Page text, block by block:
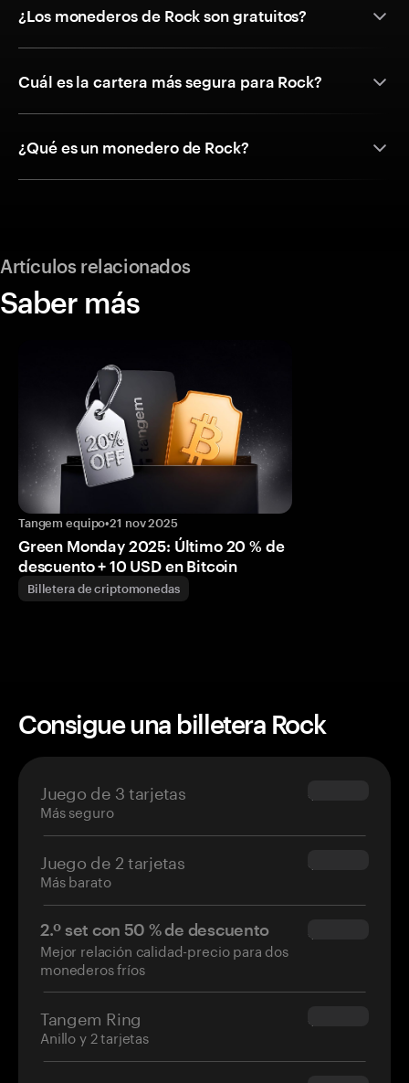
¿Los monederos de Rock son gratuitos?
Cuál es la cartera más segura para Rock?
¿Qué es un monedero de Rock?
Artículos relacionados
Saber más
Tangem equipo•21 nov 2025
Green Monday 2025: Último 20 % de
descuento + 10 USD en Bitcoin
Billetera de criptomonedas
Consigue una billetera Rock
Juego de 3 tarjetas
Más seguro
$69.90
Juego de 2 tarjetas
Más barato
$54.90
2.º set con 50 % de descuento
Mejor relación calidad-precio para dos
monederos fríos
$34.95
Tangem Ring
Anillo y 2 tarjetas
$160.00